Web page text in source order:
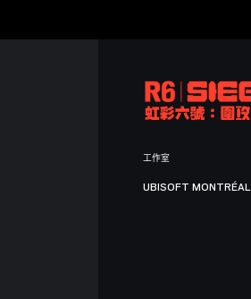
工作室
UBISOFT MONTRÉAL